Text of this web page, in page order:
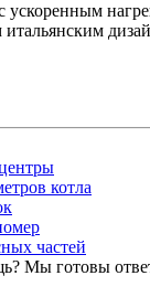
ускоренным
котла
частей
Мы готовы